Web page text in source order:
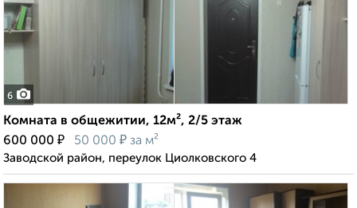
6
Комната в общежитии, 12м², 2/5 этаж
600 000 ₽ 50 000 ₽ за м²
Заводской район, переулок Циолковского 4